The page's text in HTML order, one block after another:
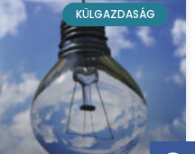
KÜLGAZDASÁG